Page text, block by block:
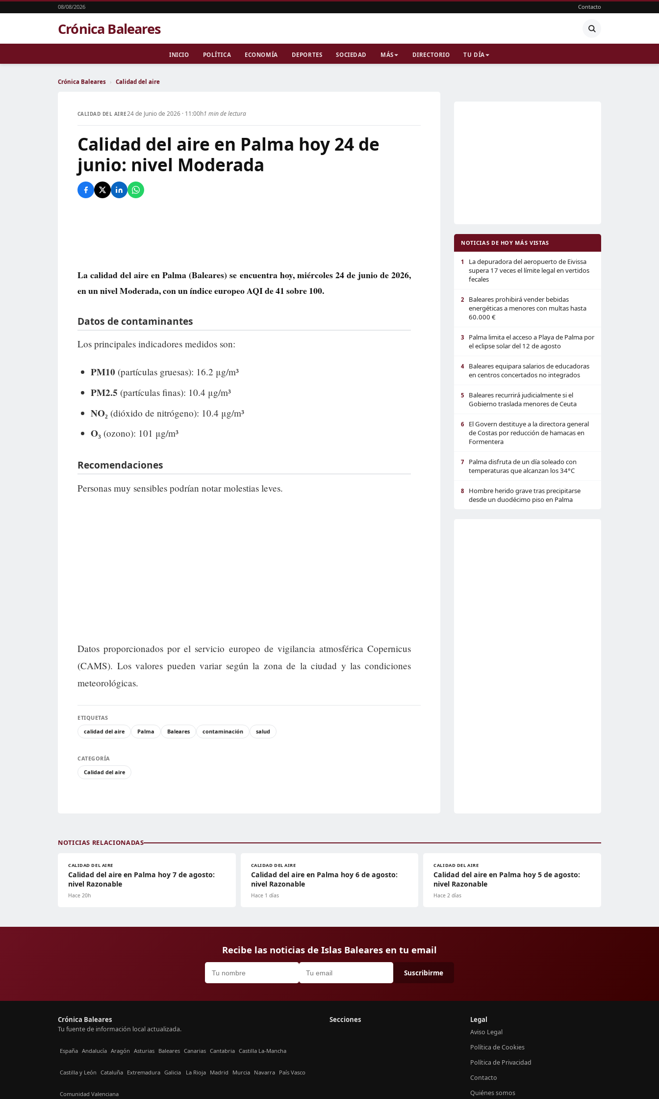
08/08/2026 Contacto
Crónica Baleares
INICIO POLÍTICA ECONOMÍA DEPORTES SOCIEDAD MÁS DIRECTORIO TU DÍA
Crónica Baleares › Calidad del aire
CALIDAD DEL AIRE24 de Junio de 2026 · 11:00h1 min de lectura
Calidad del aire en Palma hoy 24 de
junio: nivel Moderada
La calidad del aire enPalma(Baleares) se encuentra hoy, miércoles 24 de junio de 2026,
en un nivelModerada, con un índice europeo AQI de41sobre 100.
Datos de contaminantes
Los principales indicadores medidos son:
PM10 (partículas gruesas): 16.2 μg/m³
PM2.5 (partículas finas): 10.4 μg/m³
NO₂ (dióxido de nitrógeno): 10.4 μg/m³
O₃ (ozono): 101 μg/m³
Recomendaciones
Personas muy sensibles podrían notar molestias leves.
Datos proporcionados por el servicio europeo de vigilancia atmosférica Copernicus
(CAMS). Los valores pueden variar según la zona de la ciudad y las condiciones
meteorológicas.
ETIQUETAS
calidad del aire
Palma Baleares contaminación salud
CATEGORÍA
Calidad del aire
NOTICIAS DE HOY MÁS VISTAS
1
La depuradora del aeropuerto de Eivissa
supera 17 veces el límite legal en vertidos
fecales
2
Baleares prohibirá vender bebidas
energéticas a menores con multas hasta
60.000 €
3
Palma limita el acceso a Playa de Palma por
el eclipse solar del 12 de agosto
4
Baleares equipara salarios de educadoras
en centros concertados no integrados
5
Baleares recurrirá judicialmente si el
Gobierno traslada menores de Ceuta
6
El Govern destituye a la directora general
de Costas por reducción de hamacas en
Formentera
7
Palma disfruta de un día soleado con
temperaturas que alcanzan los 34°C
8
Hombre herido grave tras precipitarse
desde un duodécimo piso en Palma
NOTICIAS RELACIONADAS
CALIDAD DEL AIRE
Calidad del aire en Palma hoy 7 de agosto:
nivel Razonable
Hace 20h
CALIDAD DEL AIRE
Calidad del aire en Palma hoy 6 de agosto:
nivel Razonable
Hace 1 días
CALIDAD DEL AIRE
Calidad del aire en Palma hoy 5 de agosto:
nivel Razonable
Hace 2 días
Recibe las noticias de Islas Baleares en tu email
Suscribirme
Crónica Baleares
Tu fuente de información local actualizada.
España Andalucía Aragón Asturias Baleares Canarias Cantabria Castilla La-Mancha
Castilla y León Cataluña Extremadura Galicia La Rioja Madrid Murcia Navarra País Vasco
Comunidad Valenciana
Secciones Legal
Aviso Legal
Política de Cookies
Política de Privacidad
Contacto
Quiénes somos